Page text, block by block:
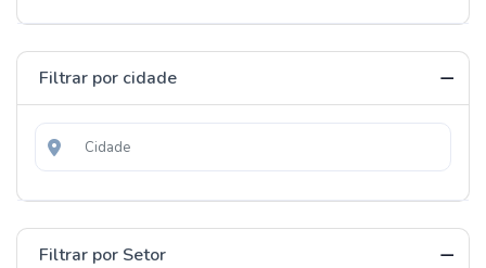
Filtrar por cidade
Filtrar por Setor